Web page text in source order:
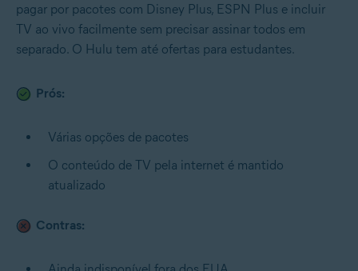
pagar por pacotes com Disney Plus, ESPN Plus e incluir
TV ao vivo facilmente sem precisar assinar todos em
separado. O Hulu tem até ofertas para estudantes.
Prós:
Várias opções de pacotes
O conteúdo de TV pela internet é mantido
atualizado
Contras: